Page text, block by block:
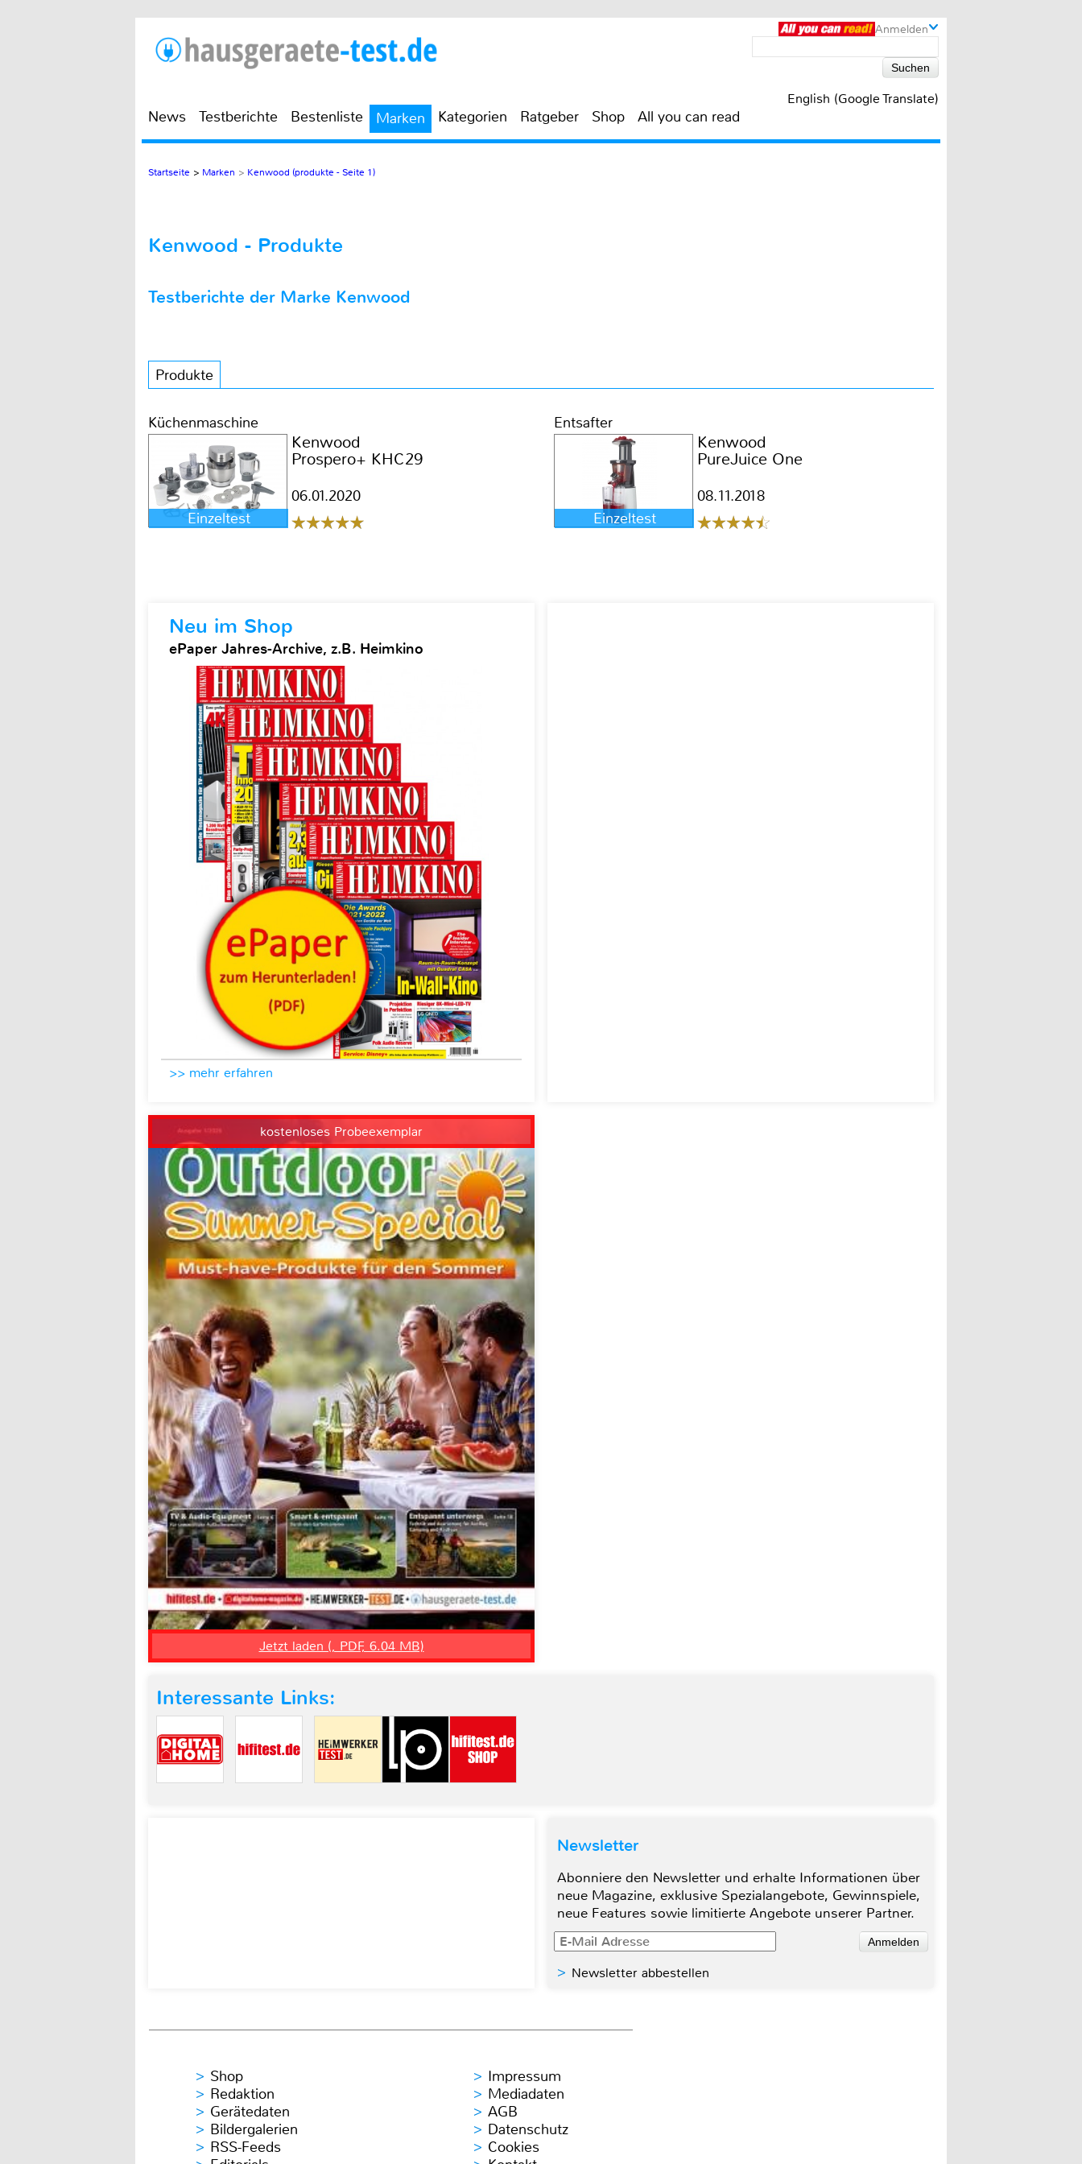
Anmelden
English (Google Translate)
News Testberichte Bestenliste Marken Kategorien Ratgeber Shop All you can read
Startseite > Marken > Kenwood (produkte - Seite 1)
Kenwood - Produkte
Testberichte der Marke Kenwood
Produkte
Küchenmaschine
Einzeltest
Kenwood
Prospero+ KHC29
06.01.2020
Entsafter
Einzeltest
Kenwood
PureJuice One
08.11.2018
Neu im Shop
ePaper Jahres-Archive, z.B. Heimkino
>> mehr erfahren
kostenloses Probeexemplar
Jetzt laden (, PDF, 6.04 MB)
Interessante Links:
Newsletter
Abonniere den Newsletter und erhalte Informationen über
neue Magazine, exklusive Spezialangebote, Gewinnspiele,
neue Features sowie limitierte Angebote unserer Partner.
Newsletter abbestellen
Shop
Redaktion
Gerätedaten
Bildergalerien
RSS-Feeds
Impressum
Mediadaten
AGB
Datenschutz
Cookies